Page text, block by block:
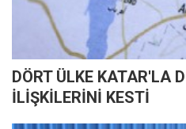
DÖRT ÜLKE KATAR'LA
İLİŞKİLERİNİ KESTİ